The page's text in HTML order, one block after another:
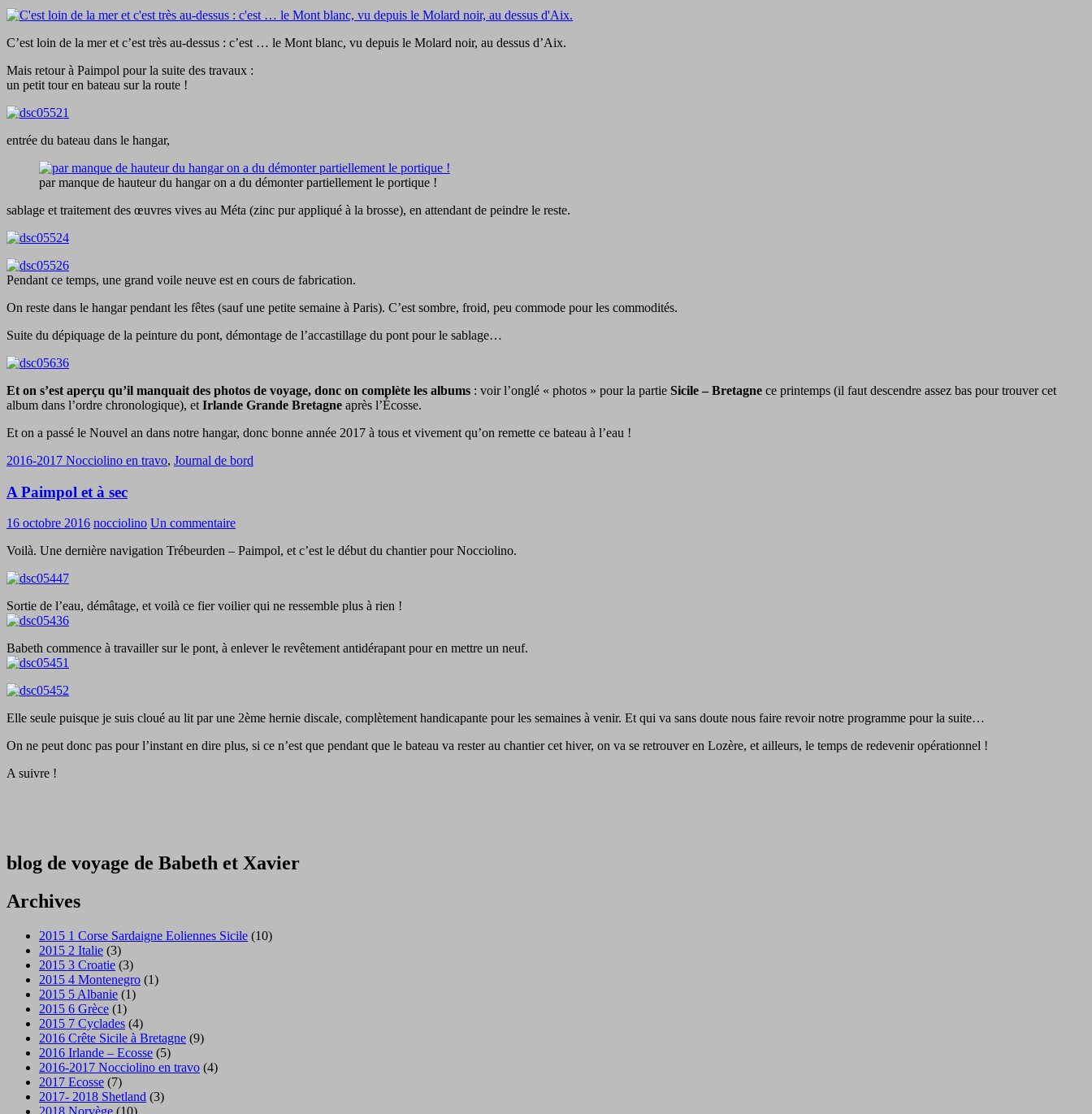
C’est loin de la mer et c’est très au-dessus : c’est … le Mont blanc, vu depuis le Molard noir, au dessus d’Aix.
Mais retour à Paimpol pour la suite des travaux :
un petit tour en bateau sur la route !
entrée du bateau dans le hangar,
par manque de hauteur du hangar on a du démonter partiellement le portique !
sablage et traitement des œuvres vives au Méta (zinc pur appliqué à la brosse), en attendant de peindre le reste.
Pendant ce temps, une grand voile neuve est en cours de fabrication.
On reste dans le hangar pendant les fêtes (sauf une petite semaine à Paris). C’est sombre, froid, peu commode pour les commodités.
Suite du dépiquage de la peinture du pont, démontage de l’accastillage du pont pour le sablage…
Et on s’est aperçu qu’il manquait des photos de voyage, donc on complète les albums : voir l’onglé « photos » pour la partie Sicile – Bretagne ce printemps (il faut descendre assez bas pour trouver cet
album dans l’ordre chronologique), et Irlande Grande Bretagne après l’Écosse.
Et on a passé le Nouvel an dans notre hangar, donc bonne année 2017 à tous et vivement qu’on remette ce bateau à l’eau !
2016-2017 Nocciolino en travo, Journal de bord
A Paimpol et à sec
16 octobre 2016 nocciolino Un commentaire
Voilà. Une dernière navigation Trébeurden – Paimpol, et c’est le début du chantier pour Nocciolino.
Sortie de l’eau, démâtage, et voilà ce fier voilier qui ne ressemble plus à rien !
Babeth commence à travailler sur le pont, à enlever le revêtement antidérapant pour en mettre un neuf.
Elle seule puisque je suis cloué au lit par une 2ème hernie discale, complètement handicapante pour les semaines à venir. Et qui va sans doute nous faire revoir notre programme pour la suite…
On ne peut donc pas pour l’instant en dire plus, si ce n’est que pendant que le bateau va rester au chantier cet hiver, on va se retrouver en Lozère, et ailleurs, le temps de redevenir opérationnel !
A suivre !
blog de voyage de Babeth et Xavier
Archives
2015 1 Corse Sardaigne Eoliennes Sicile (10)
2015 2 Italie (3)
2015 3 Croatie (3)
2015 4 Montenegro (1)
2015 5 Albanie (1)
2015 6 Grèce (1)
2015 7 Cyclades (4)
2016 Crête Sicile à Bretagne (9)
2016 Irlande – Ecosse (5)
2016-2017 Nocciolino en travo (4)
2017 Ecosse (7)
2017- 2018 Shetland (3)